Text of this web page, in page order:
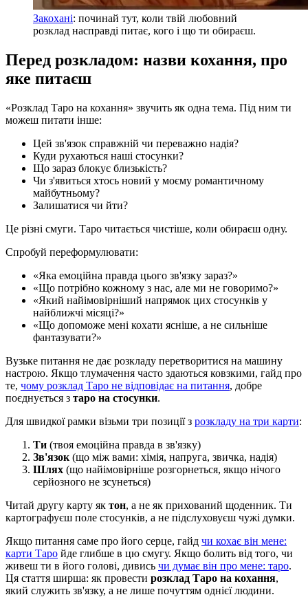
Закохані: починай тут, коли твій любовний
розклад насправді питає, кого і що ти обираєш.
Перед розкладом: назви кохання, про
яке питаєш
«Розклад Таро на кохання» звучить як одна тема. Під ним ти
можеш питати інше:
Цей зв'язок справжній чи переважно надія?
Куди рухаються наші стосунки?
Що зараз блокує близькість?
Чи з'явиться хтось новий у моєму романтичному
майбутньому?
Залишатися чи йти?
Це різні смуги. Таро читається чистіше, коли обираєш одну.
Спробуй переформулювати:
«Яка емоційна правда цього зв'язку зараз?»
«Що потрібно кожному з нас, але ми не говоримо?»
«Який найімовірніший напрямок цих стосунків у
найближчі місяці?»
«Що допоможе мені кохати ясніше, а не сильніше
фантазувати?»
Вузьке питання не дає розкладу перетворитися на машину
настрою. Якщо тлумачення часто здаються ковзкими, гайд про
те, чому розклад Таро не відповідає на питання, добре
поєднується з таро на стосунки.
Для швидкої рамки візьми три позиції з розкладу на три карти:
Ти (твоя емоційна правда в зв'язку)
Зв'язок (що між вами: хімія, напруга, звичка, надія)
Шлях (що найімовірніше розгорнеться, якщо нічого
серйозного не зсунеться)
Читай другу карту як тон, а не як прихований щоденник. Ти
картографуєш поле стосунків, а не підслуховуєш чужі думки.
Якщо питання саме про його серце, гайд чи кохає він мене:
карти Таро йде глибше в цю смугу. Якщо болить від того, чи
живеш ти в його голові, дивись чи думає він про мене: таро.
Ця стаття ширша: як провести розклад Таро на кохання,
який служить зв'язку, а не лише почуттям однієї людини.